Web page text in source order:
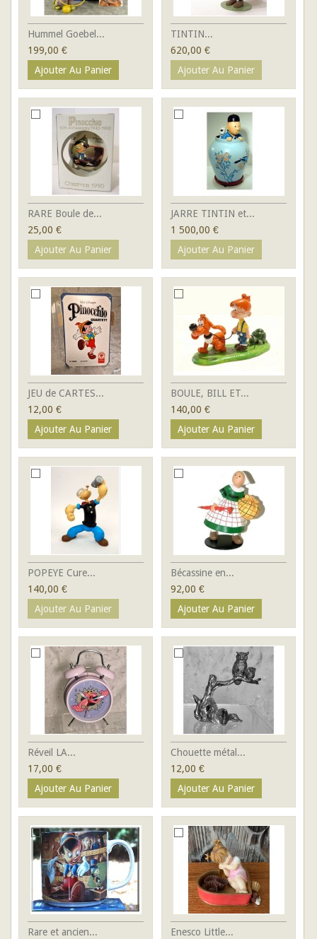
Hummel Goebel...
199,00 €
Ajouter Au Panier
TINTIN...
620,00 €
Ajouter Au Panier
RARE Boule de...
25,00 €
Ajouter Au Panier
JARRE TINTIN et...
1 500,00 €
Ajouter Au Panier
JEU de CARTES...
12,00 €
Ajouter Au Panier
BOULE, BILL ET...
140,00 €
Ajouter Au Panier
POPEYE Cure...
140,00 €
Ajouter Au Panier
Bécassine en...
92,00 €
Ajouter Au Panier
Réveil LA...
17,00 €
Ajouter Au Panier
Chouette métal...
12,00 €
Ajouter Au Panier
Rare et ancien...
Enesco Little...